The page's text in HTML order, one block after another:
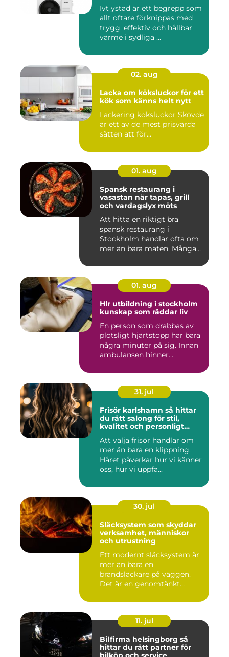
Ivt ystad är ett begrepp som
allt oftare förknippas med
trygg, effektiv och hållbar
värme i sydliga ...
02. aug
Lacka om köksluckor för ett
kök som känns helt nytt
Lackering köksluckor Skövde
är ett av de mest prisvärda
sätten att för...
01. aug
Spansk restaurang i
vasastan när tapas, grill
och vardagslyx möts
Att hitta en riktigt bra
spansk restaurang i
Stockholm handlar ofta om
mer än bara maten. Många
01. aug
Hlr utbildning i stockholm
kunskap som räddar liv
En person som drabbas av
plötsligt hjärtstopp har bara
några minuter på sig. Innan
ambulansen hinner...
31. jul
Frisör karlshamn så hittar
du rätt salong för stil,
kvalitet och personligt
Att välja frisör handlar om
mer än bara en klippning.
Håret påverkar hur vi känner
oss, hur vi uppfa...
30. jul
Släcksystem som skyddar
verksamhet, människor
och utrustning
Ett modernt släcksystem är
mer än bara en
brandsläckare på väggen.
Det är en genomtänkt
11. jul
Bilfirma helsingborg så
hittar du rätt partner för